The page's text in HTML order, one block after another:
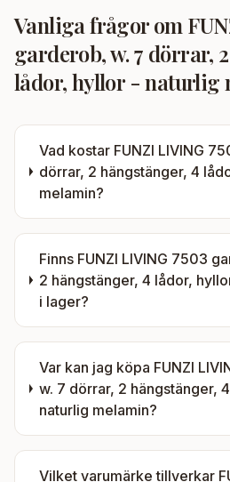
Vanliga frågor om
garderob, w. 7 dörrar,
lådor, hyllor - naturlig
Vad kostar FUNZI LIVING
dörrar, 2 hängstänger, 4
melamin?
Finns FUNZI LIVING 7503
2 hängstänger, 4 lådor,
i lager?
Var kan jag köpa FUNZI
w. 7 dörrar, 2 hängstänger,
naturlig melamin?
Vilket varumärke tillverkar